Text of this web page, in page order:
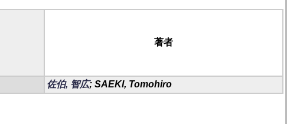
著者
佐伯, 智広; SAEKI, Tomohiro